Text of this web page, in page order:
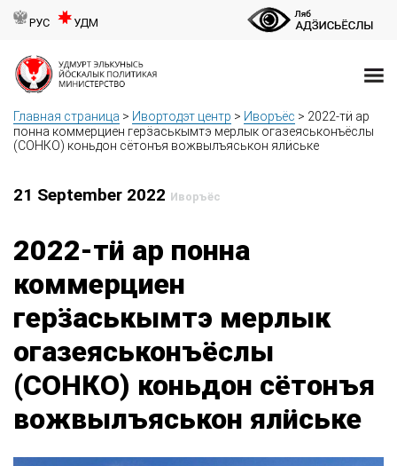
РУС УДМ
Главная страница > Ивортодэт центр > Иворъёс > 2022-тӥ ар
понна коммерциен герӟаськымтэ мерлык огазеяськонъёслы
(СОНКО) коньдон сётонъя вожвылъяськон ялӥське
21 September 2022 Иворъёс
2022-тӥ ар понна
коммерциен
герӟаськымтэ мерлык
огазеяськонъёслы
(СОНКО) коньдон сётонъя
вожвылъяськон ялӥське